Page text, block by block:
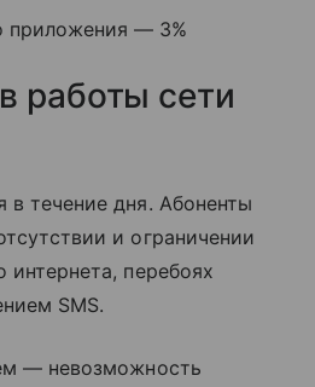
приложения — 3%
работы сети
течение дня. Абоненты
и ограничении
интернета, перебоях
SMS.
— невозможность